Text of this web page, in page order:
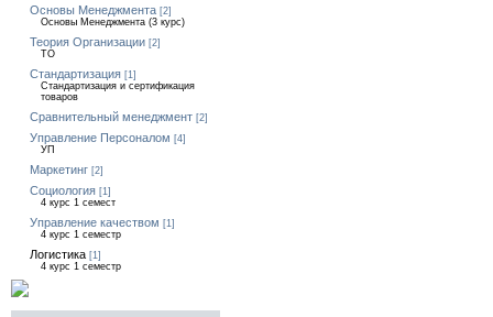
Основы Менеджмента [2]
Основы Менеджмента (3 курс)
Теория Организации [2]
ТО
Стандартизация [1]
Стандартизация и сертификация
товаров
Сравнительный менеджмент [2]
Управление Персоналом [4]
УП
Маркетинг [2]
Социология [1]
4 курс 1 семест
Управление качеством [1]
4 курс 1 семестр
Логистика [1]
4 курс 1 семестр